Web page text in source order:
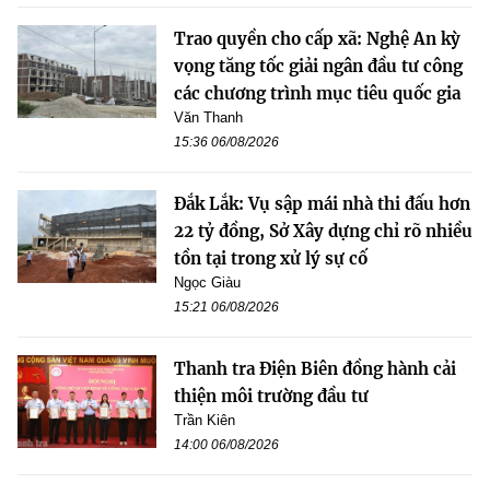
Trao quyền cho cấp xã: Nghệ An kỳ
vọng tăng tốc giải ngân đầu tư công
các chương trình mục tiêu quốc gia
Văn Thanh
15:36 06/08/2026
Đắk Lắk: Vụ sập mái nhà thi đấu hơn
22 tỷ đồng, Sở Xây dựng chỉ rõ nhiều
tồn tại trong xử lý sự cố
Ngọc Giàu
15:21 06/08/2026
Thanh tra Điện Biên đồng hành cải
thiện môi trường đầu tư
Trần Kiên
14:00 06/08/2026